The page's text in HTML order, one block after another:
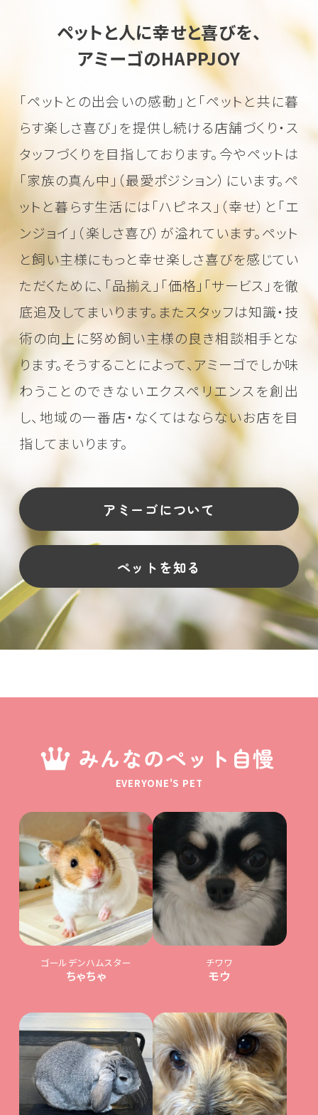
ペットと人に幸せと喜びを、
アミーゴのHAPPJOY
「ペットとの出会いの感動」と「ペットと共に暮
らす楽しさ喜び」を提供し続ける店舗づくり・ス
タッフづくりを目指しております。 今やペットは
「家族の真ん中」（最愛ポジション）にいます。ペ
ットと暮らす生活には「ハピネス」（幸せ）と「エ
ンジョイ」（楽しさ喜び）が溢れています。ペット
と飼い主様にもっと幸せ楽しさ喜びを感じてい
ただくために、 「品揃え」「価格」「サービス」を徹
底追及してまいります。またスタッフは知識・技
術の向上に努め飼い主様の良き相談相手とな
ります。そうすることによって、アミーゴでしか味
わうことのできないエクスペリエンスを創出
し、地域の一番店・なくてはならないお店を目
指してまいります。
アミーゴについて
ペットを知る
みんなのペット自慢
EVERYONE'S PET
ゴールデンハムスター
ちゃちゃ
チワワ
モウ